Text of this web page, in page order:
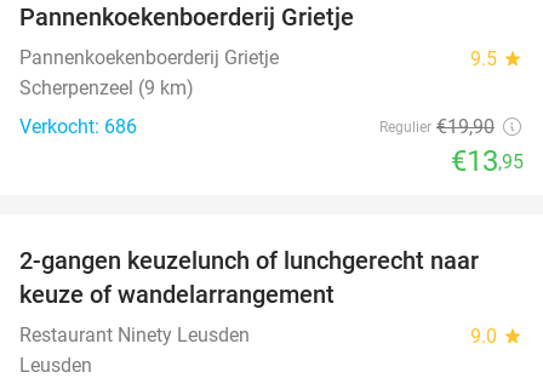
Pannenkoekenboerderij Grietje
Pannenkoekenboerderij Grietje 9.5 star
Scherpenzeel (9 km)
Verkocht: 686
Regulier €19,90
€13,95
39%
2-gangen keuzelunch of lunchgerecht naar
keuze of wandelarrangement
Restaurant Ninety Leusden 9.0 star
Leusden